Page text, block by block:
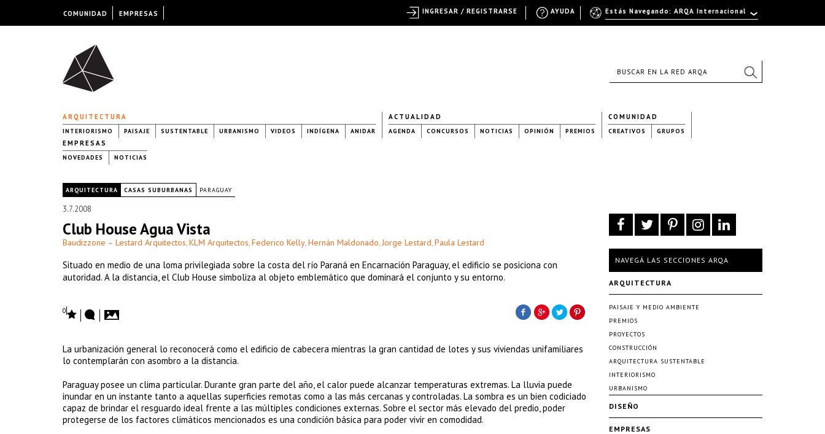
ARQUITECTURA
INTERIORISMO PAISAJE SUSTENTABLE URBANISMO VIDEOS INDÍGENA ANIDAR
ACTUALIDAD
AGENDA CONCURSOS NOTICIAS OPINIÓN PREMIOS
COMUNIDAD
CREATIVOS GRUPOS
EMPRESAS
NOVEDADES NOTICIAS
ARQUITECTURA CASAS SUBURBANAS PARAGUAY
3.7.2008
Club House Agua Vista
Baudizzone – Lestard Arquitectos, KLM Arquitectos, Federico Kelly, Hernán Maldonado, Jorge Lestard, Paula Lestard
Situado en medio de una loma privilegiada sobre la costa del río Paraná en Encarnación Paraguay, el edificio se posiciona con
autoridad. A la distancia, el Club House simboliza al objeto emblemático que dominará el conjunto y su entorno.
0
La urbanización general lo reconocerá como el edificio de cabecera mientras la gran cantidad de lotes y sus viviendas unifamiliares
lo contemplarán con asombro a la distancia.
Paraguay posee un clima particular. Durante gran parte del año, el calor puede alcanzar temperaturas extremas. La lluvia puede
inundar en un instante tanto a aquellas superficies remotas como a las más cercanas y controladas. La sombra es un bien codiciado
capaz de brindar el resguardo ideal frente a las múltiples condiciones externas. Sobre el sector más elevado del predio, poder
protegerse de los factores climáticos mencionados es una condición básica para poder vivir en comodidad.
NAVEGÁ LAS SECCIONES ARQA
ARQUITECTURA
PAISAJE Y MEDIO AMBIENTE
PREMIOS
PROYECTOS
CONSTRUCCIÓN
ARQUITECTURA SUSTENTABLE
INTERIORISMO
URBANISMO
DISEÑO
EMPRESAS
COMUNIDAD EMPRESAS Estás Navegando: ARQA Internacional
AYUDA
INGRESAR / REGISTRARSE